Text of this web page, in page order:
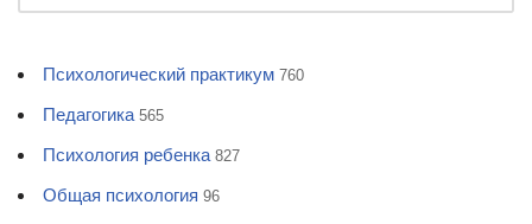
Психологический практикум 760
Педагогика 565
Психология ребенка 827
Общая психология 96